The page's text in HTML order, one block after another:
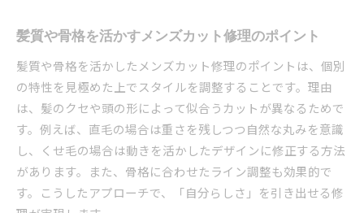
髪質に合わせたメンズカット修理の重要性
理
日常で維持しやすいメンズカット修理の方法
トラブル回避に役立つメンズカット修理のコツ
清潔感向上に繋がるメンズカット修理活用術
ヘアスタイル修正なら知っておきたいメンズカット
の極意
髪質や骨格を活かすメンズカット修理のポイント
髪質や骨格を活かしたメンズカット修理のポイントは、個別
の特性を見極めた上でスタイルを調整することです。理由
は、髪のクセや頭の形によって似合うカットが異なるためで
す。例えば、直毛の場合は重さを残しつつ自然な丸みを意識
し、くせ毛の場合は動きを活かしたデザインに修正する方法
があります。また、骨格に合わせたライン調整も効果的で
す。こうしたアプローチで、「自分らしさ」を引き出せる修